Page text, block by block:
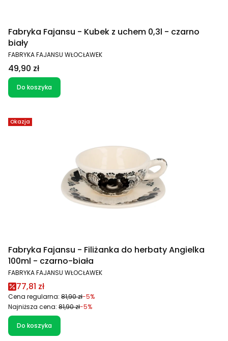
Fabryka Fajansu - Kubek z uchem 0,3l - czarno
biały
PRODUCENT
FABRYKA FAJANSU WŁOCŁAWEK
Cena
49,90 zł
Do koszyka
Okazja
Fabryka Fajansu - Filiżanka do herbaty Angielka
100ml - czarno-biała
PRODUCENT
FABRYKA FAJANSU WŁOCŁAWEK
Cena promocyjna
77,81 zł
Cena regularna: 81,90 zł-5%
Najniższa cena: 81,90 zł-5%
Do koszyka